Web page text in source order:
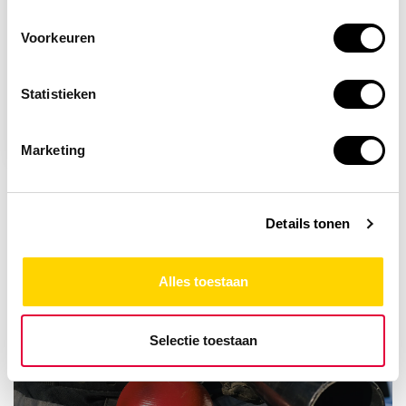
Voorkeuren
Statistieken
Marketing
Details tonen
Alles toestaan
Selectie toestaan
4,78